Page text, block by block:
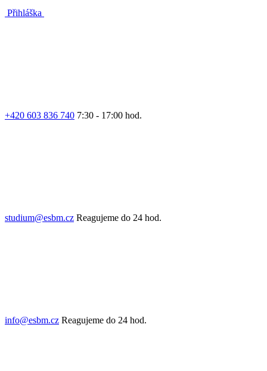
Přihláška
+420 603 836 740 7:30 - 17:00 hod.
studium@esbm.cz Reagujeme do 24 hod.
info@esbm.cz Reagujeme do 24 hod.